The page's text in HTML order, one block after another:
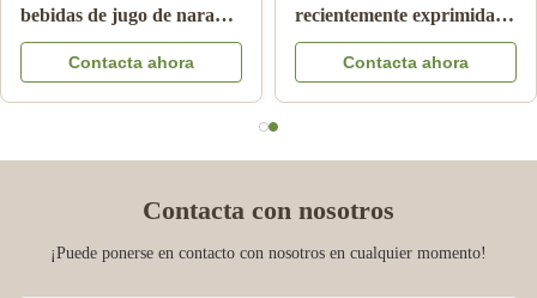
bebidas de jugo de naranja
de 24 horas
Contacta ahora
recientemente exprimida
automática del zumo de
naranja para el anuncio
Contacta ahora
Contacta con nosotros
¡Puede ponerse en contacto con nosotros en cualquier momento!